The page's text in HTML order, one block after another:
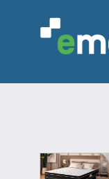
INDÚSTRIA
INDICADORES
FEIRAS